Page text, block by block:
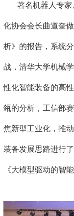
著名机器人专
化协会会长曲道奎
析》的报告，系统
战，清华大学机械
性化智能装备的高
瓴的分析，工信部
焦新型工业化，推
装备发展思路进行
《大模型驱动的智